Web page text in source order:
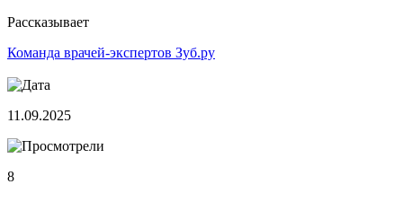
Рассказывает
Команда врачей-экспертов Зуб.ру
11.09.2025
8